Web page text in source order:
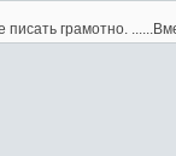
грамотно.